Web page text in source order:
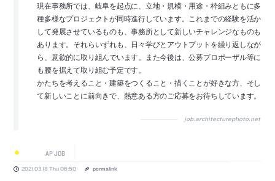
現在事務所では、岐阜を起点に、立地・規模・用途・枠組みともに多
種多様なプロジェクトが同時進行しています。これまでの経験を活か
して発展させているものも、事務所として新しいチャレンジなものも
あります。それらいずれも、日々学びとアウトプットを繰り返しなが
ら、意欲的に取り組んでいます。また今後は、公募プロポーザル等に
も腰を据えて取り組む予定です。
かたちを考えること・建築をつくること・描くことが好きな方、そし
て新しいことに前向きで、熱意ある方のご応募をお待ちしています。
job.architecturephoto.net
AP JOB
2021.03.18 Thu 06:50 permalink